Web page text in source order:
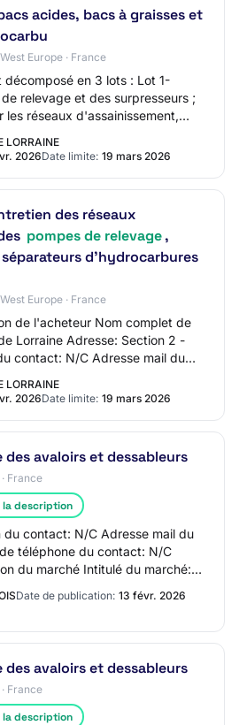
acides, bacs à graisses et
Europe · France
décomposé en 3 lots : Lot 1-
relevage et des surpresseurs ;
réseaux d'assainissement,
et séparate…
LORRAINE
2026Date limite: 19 mars 2026
des réseaux
pompes de relevage,
d'hydrocarbures
Europe · France
de l'acheteur Nom complet de
Lorraine Adresse: Section 2 -
contact: N/C Adresse mail du
téléphone du c…
LORRAINE
2026Date limite: 19 mars 2026
avaloirs et dessableurs
France
description
du contact: N/C Adresse mail du
téléphone du contact: N/C
du marché Intitulé du marché:
Date de publication: 13 févr. 2026
avaloirs et dessableurs
France
description